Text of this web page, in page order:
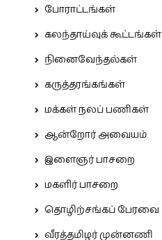
போராட்டங்கள்
கலந்தாய்வுக் கூட்டங்கள்
நினைவேந்தல்கள்
கருத்தரங்கங்கள்
மக்கள் நலப் பணிகள்
ஆன்றோர் அவையம்
இளைஞர் பாசறை
மகளிர் பாசறை
தொழிற்சங்கப் பேரவை
வீரத்தமிழர் முன்னணி